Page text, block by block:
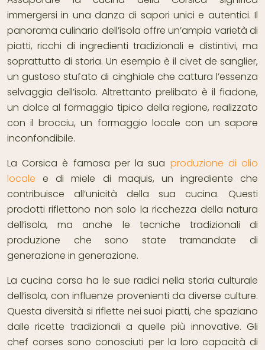
immergersi in una danza di sapori unici e autentici. Il
panorama culinario dell’isola offre un’ampia varietà di
piatti, ricchi di ingredienti tradizionali e distintivi, ma
soprattutto di storia. Un esempio è il civet de sanglier,
un gustoso stufato di cinghiale che cattura l’essenza
selvaggia dell’isola. Altrettanto prelibato è il fiadone,
un dolce al formaggio tipico della regione, realizzato
con il brocciu, un formaggio locale con un sapore
inconfondibile.
La Corsica è famosa per la sua produzione di olio
locale e di miele di maquis, un ingrediente che
contribuisce all’unicità della sua cucina. Questi
prodotti riflettono non solo la ricchezza della natura
dell’isola, ma anche le tecniche tradizionali di
produzione che sono state tramandate di
generazione in generazione.
La cucina corsa ha le sue radici nella storia culturale
dell’isola, con influenze provenienti da diverse culture.
Questa diversità si riflette nei suoi piatti, che spaziano
dalle ricette tradizionali a quelle più innovative. Gli
chef corses sono conosciuti per la loro capacità di